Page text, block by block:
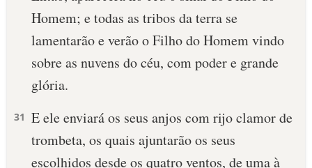
Homem; e todas as tribos da terra se
lamentarão e verão o Filho do Homem vindo
sobre as nuvens do céu, com poder e grande
glória.
31 E ele enviará os seus anjos com rijo clamor de
trombeta, os quais ajuntarão os seus
escolhidos desde os quatro ventos, de uma à